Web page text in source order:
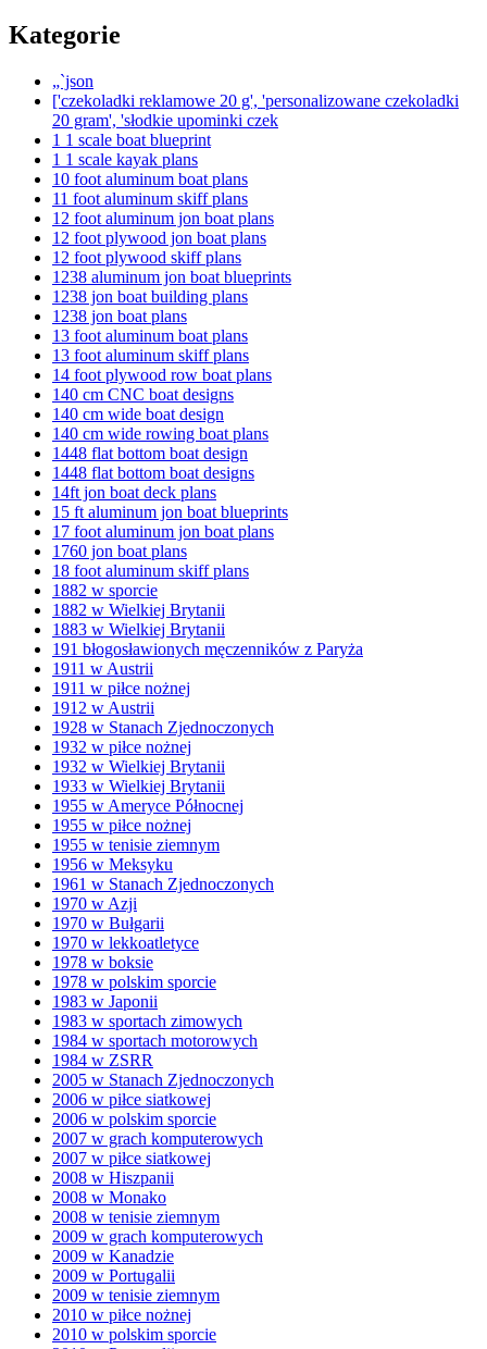
Kategorie
„`json
['czekoladki reklamowe 20 g', 'personalizowane czekoladki
20 gram', 'słodkie upominki czek
1 1 scale boat blueprint
1 1 scale kayak plans
10 foot aluminum boat plans
11 foot aluminum skiff plans
12 foot aluminum jon boat plans
12 foot plywood jon boat plans
12 foot plywood skiff plans
1238 aluminum jon boat blueprints
1238 jon boat building plans
1238 jon boat plans
13 foot aluminum boat plans
13 foot aluminum skiff plans
14 foot plywood row boat plans
140 cm CNC boat designs
140 cm wide boat design
140 cm wide rowing boat plans
1448 flat bottom boat design
1448 flat bottom boat designs
14ft jon boat deck plans
15 ft aluminum jon boat blueprints
17 foot aluminum jon boat plans
1760 jon boat plans
18 foot aluminum skiff plans
1882 w sporcie
1882 w Wielkiej Brytanii
1883 w Wielkiej Brytanii
191 błogosławionych męczenników z Paryża
1911 w Austrii
1911 w piłce nożnej
1912 w Austrii
1928 w Stanach Zjednoczonych
1932 w piłce nożnej
1932 w Wielkiej Brytanii
1933 w Wielkiej Brytanii
1955 w Ameryce Północnej
1955 w piłce nożnej
1955 w tenisie ziemnym
1956 w Meksyku
1961 w Stanach Zjednoczonych
1970 w Azji
1970 w Bułgarii
1970 w lekkoatletyce
1978 w boksie
1978 w polskim sporcie
1983 w Japonii
1983 w sportach zimowych
1984 w sportach motorowych
1984 w ZSRR
2005 w Stanach Zjednoczonych
2006 w piłce siatkowej
2006 w polskim sporcie
2007 w grach komputerowych
2007 w piłce siatkowej
2008 w Hiszpanii
2008 w Monako
2008 w tenisie ziemnym
2009 w grach komputerowych
2009 w Kanadzie
2009 w Portugalii
2009 w tenisie ziemnym
2010 w piłce nożnej
2010 w polskim sporcie